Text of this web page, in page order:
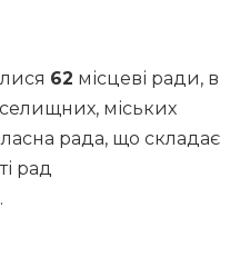
62 місцеві ради, в
селищних, міських
рада, що складає
рад